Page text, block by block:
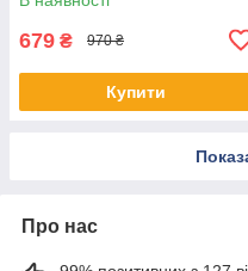
679 ₴ 970 ₴
Купити
Про нас